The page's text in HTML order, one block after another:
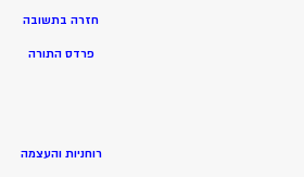
חזרה בתשובה
פרדס התורה
רוחניות והעצמה